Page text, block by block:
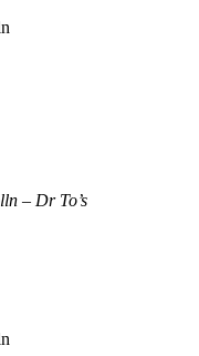
– Dr To’s